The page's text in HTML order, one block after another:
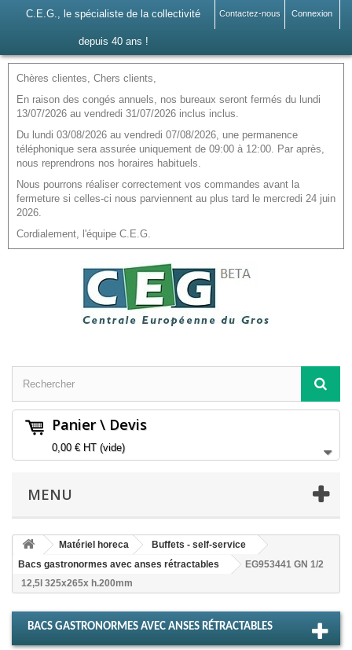
Connexion
Contactez-nous
C.E.G., le spécialiste de la collectivité
depuis 40 ans !
Chères clientes, Chers clients,
En raison des congés annuels, nos bureaux seront fermés du lundi
13/07/2026 au vendredi 31/07/2026 inclus inclus.
Du lundi 03/08/2026 au vendredi 07/08/2026, une permanence
téléphonique sera assurée uniquement de 09:00 à 12:00. Par après,
nous reprendrons nos horaires habituels.
Nous pourrons réaliser correctement vos commandes avant la
fermeture si celles-ci nous parviennent au plus tard le mercredi 24 juin
2026.
Cordialement, l'équipe C.E.G.
Panier \ Devis
0,00 €HT (vide)
MENU
Matériel horeca
Buffets - self-service
Bacs gastronormes avec anses rétractables
EG953441 GN 1/2
12,5l 325x265x h.200mm
BACS GASTRONORMES AVEC ANSES RÉTRACTABLES